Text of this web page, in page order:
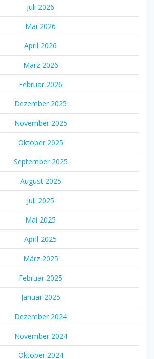
Juli 2026
Mai 2026
April 2026
März 2026
Februar 2026
Dezember 2025
November 2025
Oktober 2025
September 2025
August 2025
Juli 2025
Mai 2025
April 2025
März 2025
Februar 2025
Januar 2025
Dezember 2024
November 2024
Oktober 2024